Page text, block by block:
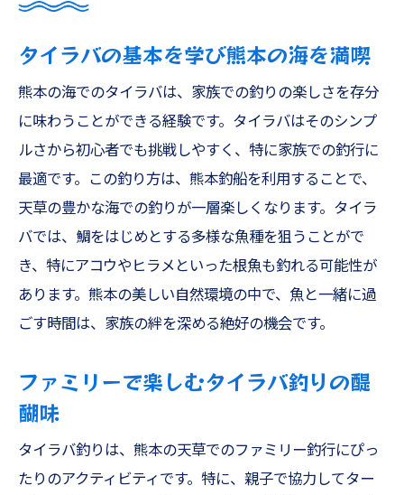
天草遊漁船の初心者でも安心なジギングの魅力
を徹底解説
熊本の美しい海でジギングを始めるための
基本
家族で楽しむ天草のジギング釣り体験
初心者が楽しめる天草遊漁船でのジギング
のコツ
ジギングを始める前に知っておきたい天草
の海情報
天草遊漁船でのジギングが初心者にもおす
家族全員で楽しむ天草のジギング釣り
アジングから始める熊本の釣り船旅思い出に残
る海の一日
アジングの魅力！熊本の海で始める釣り旅
タイラバの基本を学び熊本の海を満喫
熊本の海でのタイラバは、家族での釣りの楽しさを存分
に味わうことができる経験です。タイラバはそのシンプ
ルさから初心者でも挑戦しやすく、特に家族での釣行に
最適です。この釣り方は、熊本釣船を利用することで、
天草の豊かな海での釣りが一層楽しくなります。タイラ
バでは、鯛をはじめとする多様な魚種を狙うことがで
き、特にアコウやヒラメといった根魚も釣れる可能性が
あります。熊本の美しい自然環境の中で、魚と一緒に過
ごす時間は、家族の絆を深める絶好の機会です。
ファミリーで楽しむタイラバ釣りの醍
醐味
タイラバ釣りは、熊本の天草でのファミリー釣行にぴっ
たりのアクティビティです。特に、親子で協力してター